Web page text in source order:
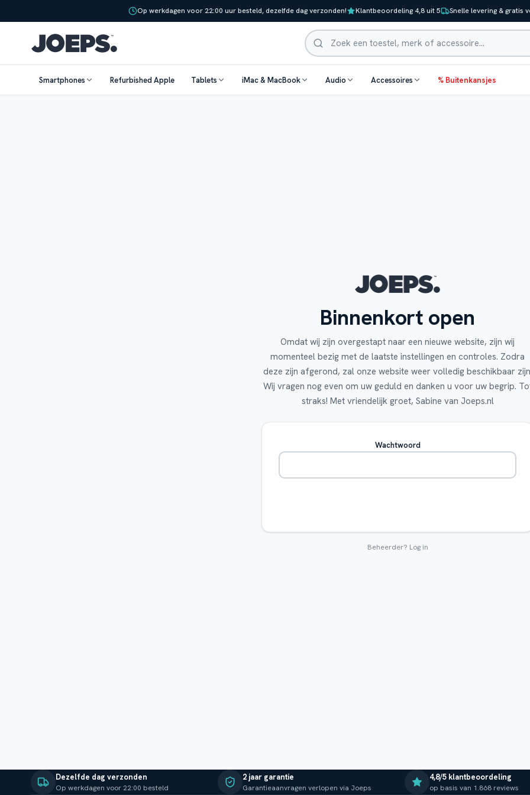
Op werkdagen voor 22:00 uur besteld, dezelfde dag verzonden! Klantbeoordeling 4,8 uit 5 Snelle levering & gratis
Zoeken
Smartphones Refurbished Apple Tablets iMac & MacBook Audio Accessoires % Buitenkansjes
Binnenkort open
Omdat wij zijn overgestapt naar een nieuwe website, zijn wij
momenteel bezig met de laatste instellingen en controles. Zodra
deze zijn afgerond, zal onze website weer volledig beschikbaar
Wij vragen nog even om uw geduld en danken u voor uw begrip.
straks! Met vriendelijk groet, Sabine van Joeps.nl
Wachtwoord
Beheerder? Log in
Dezelfde dag verzonden
Op werkdagen voor 22:00 besteld
2 jaar garantie
Garantieaanvragen verlopen via Joeps
4,8/5 klantbeoordeling
op basis van 1.868 reviews